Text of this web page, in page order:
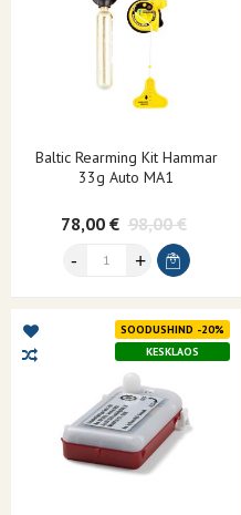
Baltic Rearming Kit Hammar
33g Auto MA1
78,00 € 98,00 €
SOODUSHIND -20%
KESKLAOS